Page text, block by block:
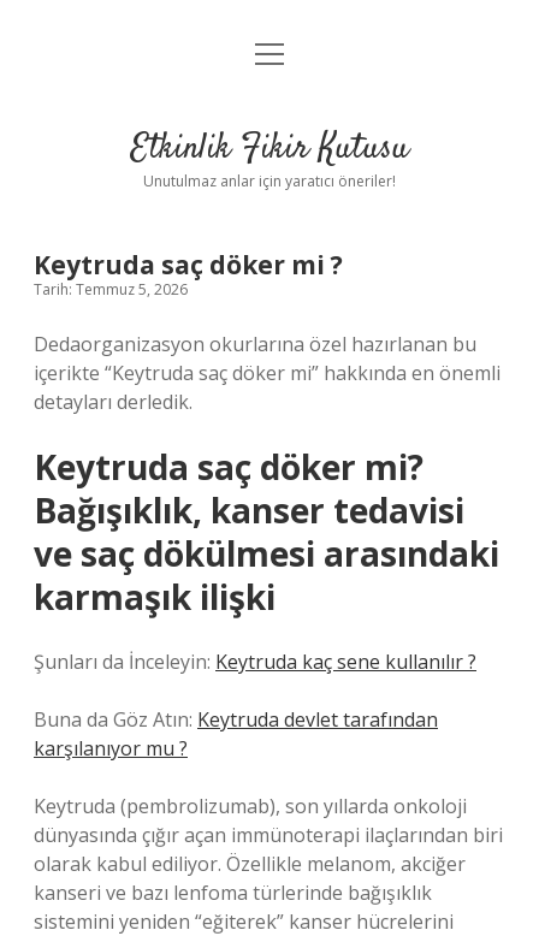
Anasayfa
Yasal Uyarı
menüyü
Etkinlik Fikir Kutusu
Unutulmaz anlar için yaratıcı öneriler!
Keytruda saç döker mi ?
Tarih: Temmuz 5, 2026
Dedaorganizasyon okurlarına özel hazırlanan bu
içerikte “Keytruda saç döker mi” hakkında en önemli
detayları derledik.
Keytruda saç döker mi?
Bağışıklık, kanser tedavisi
ve saç dökülmesi arasındaki
karmaşık ilişki
Şunları da İnceleyin: Keytruda kaç sene kullanılır ?
Buna da Göz Atın: Keytruda devlet tarafından
karşılanıyor mu ?
Keytruda (pembrolizumab), son yıllarda onkoloji
dünyasında çığır açan immünoterapi ilaçlarından biri
olarak kabul ediliyor. Özellikle melanom, akciğer
kanseri ve bazı lenfoma türlerinde bağışıklık
sistemini yeniden “eğiterek” kanser hücrelerini